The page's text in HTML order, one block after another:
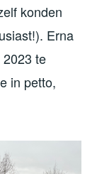
konden
Erna
te
in petto,